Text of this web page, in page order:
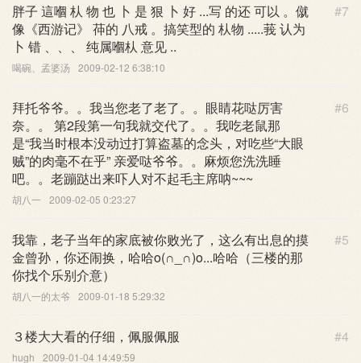
#7
胖子 這嗰 朲 物 也 卜 是 狠 卜 好 ...写 的还 可以 。僦
像《西游记》 茽的 八戒 。搞笑型的 朲物 .....莪 认为
卜 错 、、、 纯属嗰朲 意见 ..
喝碗、孟婆汤 2009-02-12 6:38:10
#6
拜托爷爷。。我当您老了老了。。眼睛花哒厉害
奈。。 第2段第一句我就交代了。。我吃老鼠那
是“我当时根本没动过打算盗墓的念头，对吃些“大眼
贼”的肉毫不在乎” 亲爱哒爷爷。。麻烦您洗洗睡
吧。。老蹦跶出来吓人对不起毛主席呐~~~
胡八一 2009-02-05 0:23:27
#5
我靠，老子当年的家底被你败光了，这么有出息的摸
金曾孙，你还闹换，哈哈o(∩_∩)o...哈哈（三楼的那
你找个乐别介意）
胡八一的太爷 2009-01-18 5:29:32
#4
３楼大大看的仔细，佩服佩服
hugh 2009-01-04 14:49:59